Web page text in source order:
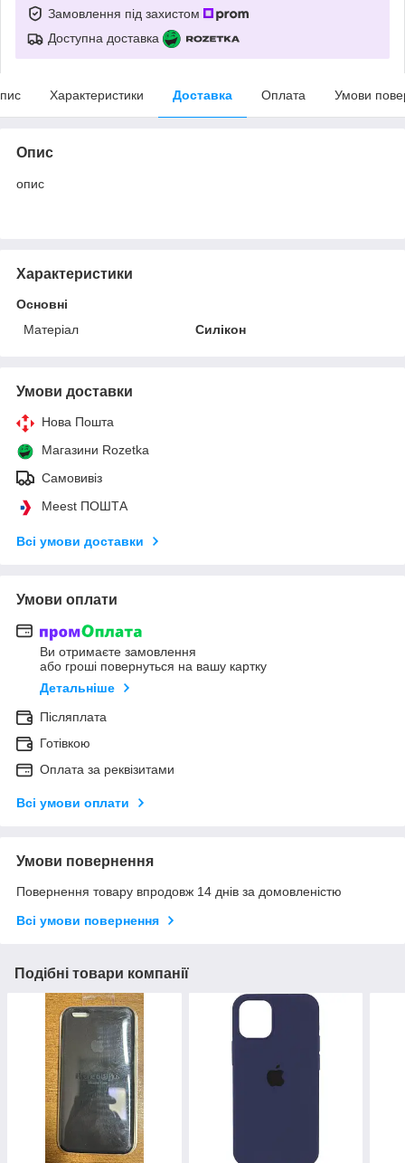
Замовлення під захистом
Доступна доставка
Характеристики Доставка Оплата Умови
Опис
опис
Характеристики
Основні
Матеріал
Силікон
Умови доставки
Нова Пошта
Магазини Rozetka
Самовивіз
Meest ПОШТА
Всі умови доставки
Умови оплати
Ви отримаєте замовлення
або гроші повернуться на вашу картку
Детальніше
Післяплата
Готівкою
Оплата за реквізитами
Всі умови оплати
Умови повернення
Повернення товару впродовж 14 днів за домовленістю
Всі умови повернення
Подібні товари компанії